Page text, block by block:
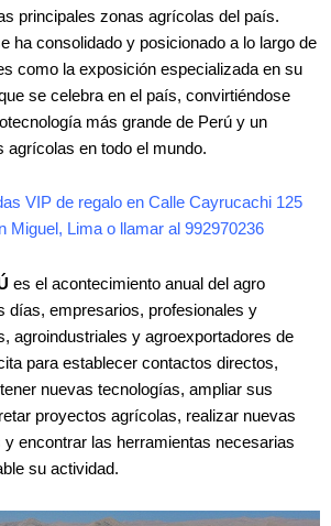
principales zonas agrícolas del país.
ha consolidado y posicionado a lo largo de
como la exposición especializada en su
se celebra en el país, convirtiéndose
más grande de Perú y un
agrícolas en todo el mundo.
VIP de regalo en Calle Cayrucachi 125
Miguel, Lima o llamar al 992970236
es el acontecimiento anual del agro
días, empresarios, profesionales y
agroindustriales y agroexportadores de
para establecer contactos directos,
nuevas tecnologías, ampliar sus
proyectos agrícolas, realizar nuevas
encontrar las herramientas necesarias
su actividad.